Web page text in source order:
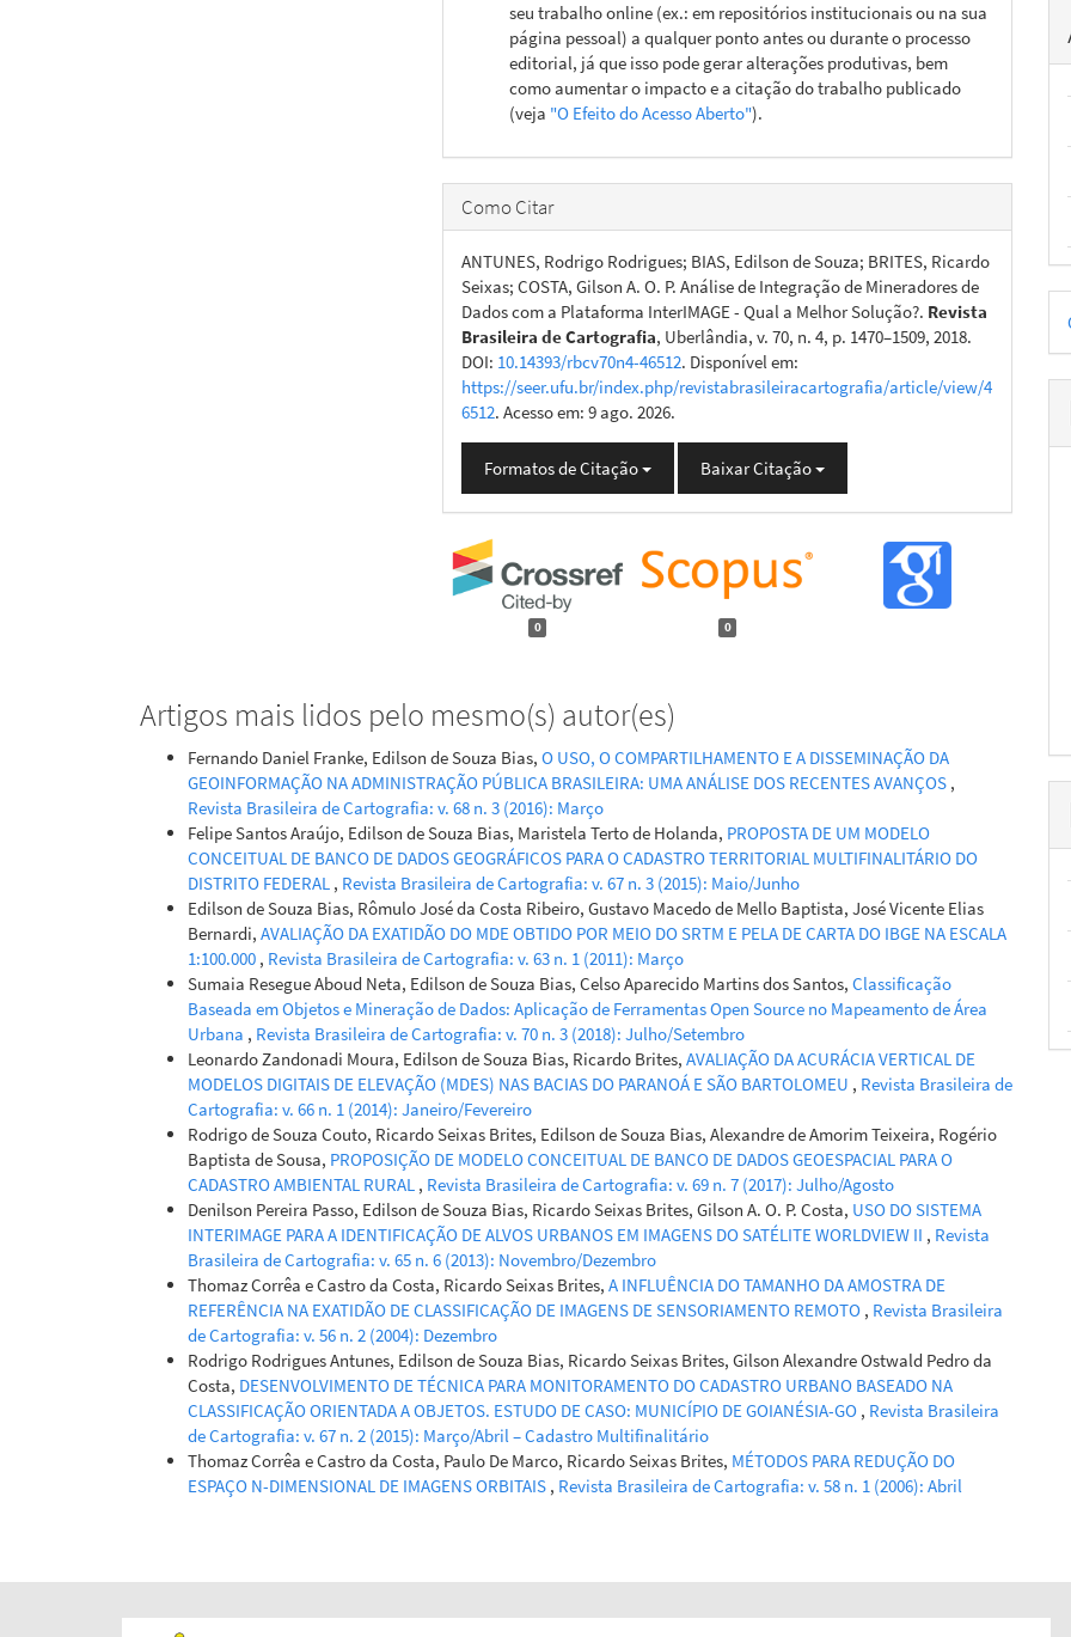
seu trabalho online (ex.: em repositórios institucionais ou na sua
página pessoal) a qualquer ponto antes ou durante o processo
editorial, já que isso pode gerar alterações produtivas, bem
como aumentar o impacto e a citação do trabalho publicado
(veja "O Efeito do Acesso Aberto").
Como Citar
ANTUNES, Rodrigo Rodrigues; BIAS, Edilson de Souza; BRITES, Ricardo
Seixas; COSTA, Gilson A. O. P. Análise de Integração de Mineradores de
Dados com a Plataforma InterIMAGE - Qual a Melhor Solução?. Revista
Brasileira de Cartografia, Uberlândia, v. 70, n. 4, p. 1470–1509, 2018.
DOI: 10.14393/rbcv70n4-46512. Disponível em:
https://seer.ufu.br/index.php/revistabrasileiracartografia/article/view/4
6512. Acesso em: 9 ago. 2026.
Formatos de Citação Baixar Citação
0 0
Artigos mais lidos pelo mesmo(s) autor(es)
Fernando Daniel Franke, Edilson de Souza Bias, O USO, O COMPARTILHAMENTO E A DISSEMINAÇÃO DA
GEOINFORMAÇÃO NA ADMINISTRAÇÃO PÚBLICA BRASILEIRA: UMA ANÁLISE DOS RECENTES AVANÇOS ,
Revista Brasileira de Cartografia: v. 68 n. 3 (2016): Março
Felipe Santos Araújo, Edilson de Souza Bias, Maristela Terto de Holanda, PROPOSTA DE UM MODELO
CONCEITUAL DE BANCO DE DADOS GEOGRÁFICOS PARA O CADASTRO TERRITORIAL MULTIFINALITÁRIO DO
DISTRITO FEDERAL , Revista Brasileira de Cartografia: v. 67 n. 3 (2015): Maio/Junho
Edilson de Souza Bias, Rômulo José da Costa Ribeiro, Gustavo Macedo de Mello Baptista, José Vicente Elias
Bernardi, AVALIAÇÃO DA EXATIDÃO DO MDE OBTIDO POR MEIO DO SRTM E PELA DE CARTA DO IBGE NA ESCALA
1:100.000 , Revista Brasileira de Cartografia: v. 63 n. 1 (2011): Março
Sumaia Resegue Aboud Neta, Edilson de Souza Bias, Celso Aparecido Martins dos Santos, Classificação
Baseada em Objetos e Mineração de Dados: Aplicação de Ferramentas Open Source no Mapeamento de Área
Urbana , Revista Brasileira de Cartografia: v. 70 n. 3 (2018): Julho/Setembro
Leonardo Zandonadi Moura, Edilson de Souza Bias, Ricardo Brites, AVALIAÇÃO DA ACURÁCIA VERTICAL DE
MODELOS DIGITAIS DE ELEVAÇÃO (MDES) NAS BACIAS DO PARANOÁ E SÃO BARTOLOMEU , Revista Brasileira de
Cartografia: v. 66 n. 1 (2014): Janeiro/Fevereiro
Rodrigo de Souza Couto, Ricardo Seixas Brites, Edilson de Souza Bias, Alexandre de Amorim Teixeira, Rogério
Baptista de Sousa, PROPOSIÇÃO DE MODELO CONCEITUAL DE BANCO DE DADOS GEOESPACIAL PARA O
CADASTRO AMBIENTAL RURAL , Revista Brasileira de Cartografia: v. 69 n. 7 (2017): Julho/Agosto
Denilson Pereira Passo, Edilson de Souza Bias, Ricardo Seixas Brites, Gilson A. O. P. Costa, USO DO SISTEMA
INTERIMAGE PARA A IDENTIFICAÇÃO DE ALVOS URBANOS EM IMAGENS DO SATÉLITE WORLDVIEW II , Revista
Brasileira de Cartografia: v. 65 n. 6 (2013): Novembro/Dezembro
Thomaz Corrêa e Castro da Costa, Ricardo Seixas Brites, A INFLUÊNCIA DO TAMANHO DA AMOSTRA DE
REFERÊNCIA NA EXATIDÃO DE CLASSIFICAÇÃO DE IMAGENS DE SENSORIAMENTO REMOTO , Revista Brasileira
de Cartografia: v. 56 n. 2 (2004): Dezembro
Rodrigo Rodrigues Antunes, Edilson de Souza Bias, Ricardo Seixas Brites, Gilson Alexandre Ostwald Pedro da
Costa, DESENVOLVIMENTO DE TÉCNICA PARA MONITORAMENTO DO CADASTRO URBANO BASEADO NA
CLASSIFICAÇÃO ORIENTADA A OBJETOS. ESTUDO DE CASO: MUNICÍPIO DE GOIANÉSIA-GO , Revista Brasileira
de Cartografia: v. 67 n. 2 (2015): Março/Abril – Cadastro Multifinalitário
Thomaz Corrêa e Castro da Costa, Paulo De Marco, Ricardo Seixas Brites, MÉTODOS PARA REDUÇÃO DO
ESPAÇO N-DIMENSIONAL DE IMAGENS ORBITAIS , Revista Brasileira de Cartografia: v. 58 n. 1 (2006): Abril